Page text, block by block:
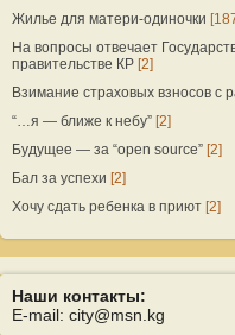
Жилье для матери-одиночки
На вопросы отвечает
правительстве КР [2]
Взимание страховых взносов с
“…я — ближе к небу” [2]
Будущее — за “open source” [2]
Бал за успехи [2]
Хочу сдать ребенка в приют [2]
Наши контакты:
E-mail: city@msn.kg